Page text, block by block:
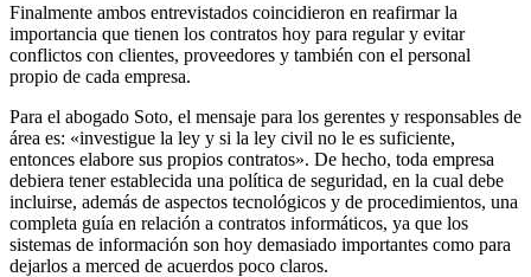
Finalmente ambos entrevistados coincidieron en reafirmar la
importancia que tienen los contratos hoy para regular y evitar
conflictos con clientes, proveedores y también con el personal
propio de cada empresa.
Para el abogado Soto, el mensaje para los gerentes y responsables de
área es: «investigue la ley y si la ley civil no le es suficiente,
entonces elabore sus propios contratos». De hecho, toda empresa
debiera tener establecida una política de seguridad, en la cual debe
incluirse, además de aspectos tecnológicos y de procedimientos, una
completa guía en relación a contratos informáticos, ya que los
sistemas de información son hoy demasiado importantes como para
dejarlos a merced de acuerdos poco claros.